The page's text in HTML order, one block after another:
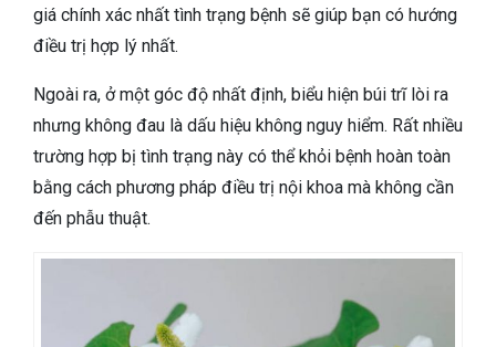
giá chính xác nhất tình trạng bệnh sẽ giúp bạn có hướng
điều trị hợp lý nhất.
Ngoài ra, ở một góc độ nhất định, biểu hiện búi trĩ lòi ra
nhưng không đau là dấu hiệu không nguy hiểm. Rất nhiều
trường hợp bị tình trạng này có thể khỏi bệnh hoàn toàn
bằng cách phương pháp điều trị nội khoa mà không cần
đến phẫu thuật.